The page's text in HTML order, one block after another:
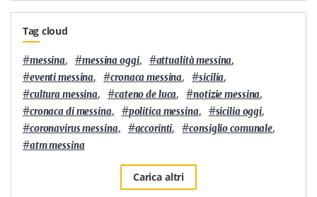
Tag cloud
#messina, #messina oggi, #attualità messina,
#eventi messina, #cronaca messina, #sicilia,
#cultura messina, #cateno de luca, #notizie messina,
#cronaca di messina, #politica messina, #sicilia oggi,
#coronavirus messina, #accorinti, #consiglio comunale,
#atm messina
Carica altri